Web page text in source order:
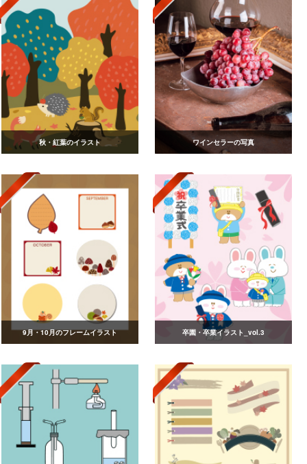
秋・紅葉のイラスト ワインセラーの写真
9月・10月のフレームイラスト 卒園・卒業イラスト_vol.3